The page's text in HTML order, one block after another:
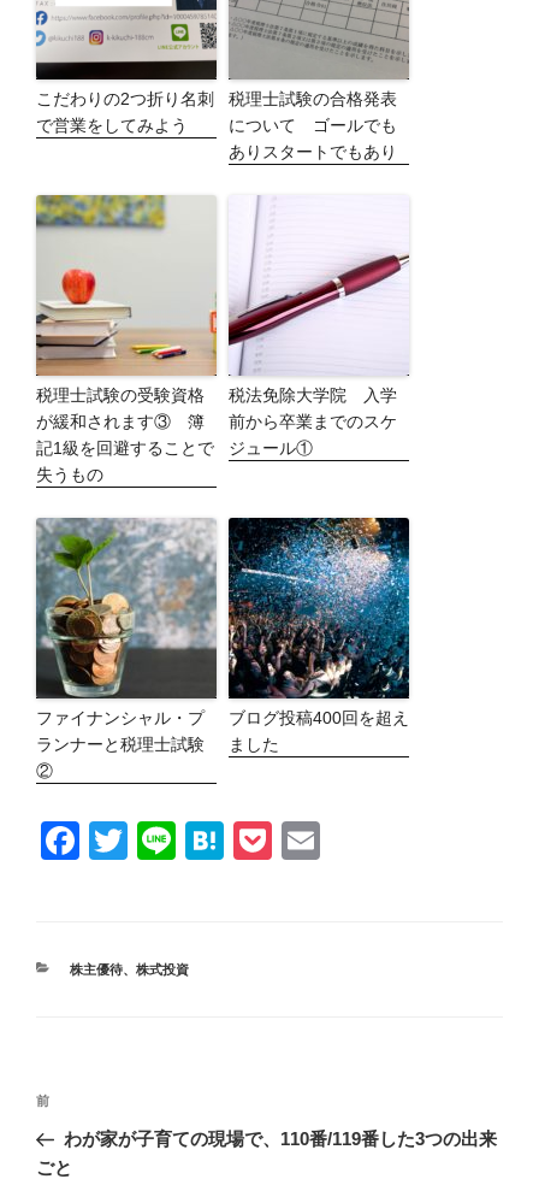
こだわりの2つ折り名刺
で営業をしてみよう
税理士試験の合格発表
について ゴールでも
ありスタートでもあり
税理士試験の受験資格
が緩和されます③ 簿
記1級を回避することで
失うもの
税法免除大学院 入学
前から卒業までのスケ
ジュール①
ファイナンシャル・プ
ランナーと税理士試験
②
ブログ投稿400回を超え
ました
F
e
T
er
Li
H
P
カ
株主優待、 株式投資
稿
ビ
ゲ
前
の
投
前
わが家が子育ての現場で、110番/119番した3つの出来
ごと